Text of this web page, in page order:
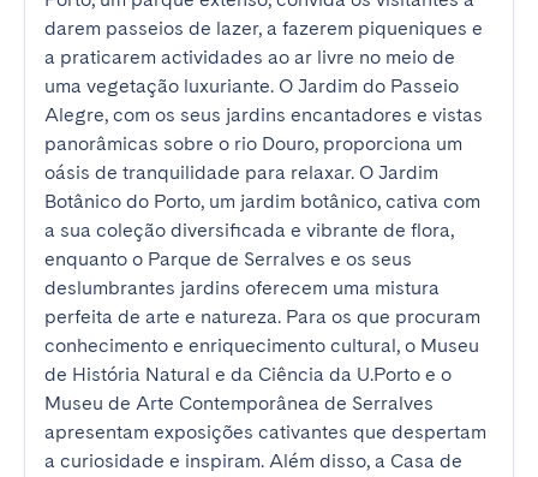
darem passeios de lazer, a fazerem piqueniques e
a praticarem actividades ao ar livre no meio de
uma vegetação luxuriante. O Jardim do Passeio
Alegre, com os seus jardins encantadores e vistas
panorâmicas sobre o rio Douro, proporciona um
oásis de tranquilidade para relaxar. O Jardim
Botânico do Porto, um jardim botânico, cativa com
a sua coleção diversificada e vibrante de flora,
enquanto o Parque de Serralves e os seus
deslumbrantes jardins oferecem uma mistura
perfeita de arte e natureza. Para os que procuram
conhecimento e enriquecimento cultural, o Museu
de História Natural e da Ciência da U.Porto e o
Museu de Arte Contemporânea de Serralves
apresentam exposições cativantes que despertam
a curiosidade e inspiram. Além disso, a Casa de